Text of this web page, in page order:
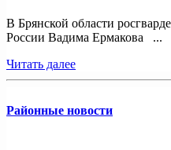
В Брянской области
России Вадима Ермакова ...
Читать далее
Районные новости